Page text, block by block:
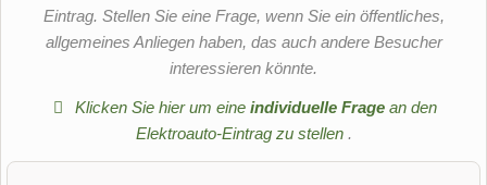
Eintrag. Stellen Sie eine Frage, wenn Sie ein öffentliches,
allgemeines Anliegen haben, das auch andere Besucher
interessieren könnte.
Klicken Sie hier um eineindividuelle Frage an den
Elektroauto-Eintrag zu stellen .